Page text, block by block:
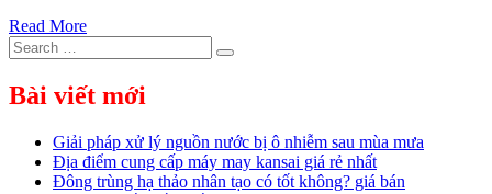
Read More
Search
for:
Search
Bài viết mới
Giải pháp xử lý nguồn nước bị ô nhiễm sau mùa mưa
Địa điểm cung cấp máy may kansai giá rẻ nhất
Đông trùng hạ thảo nhân tạo có tốt không? giá bán